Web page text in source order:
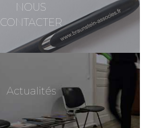
NOUS
CONTACTER
Actualités